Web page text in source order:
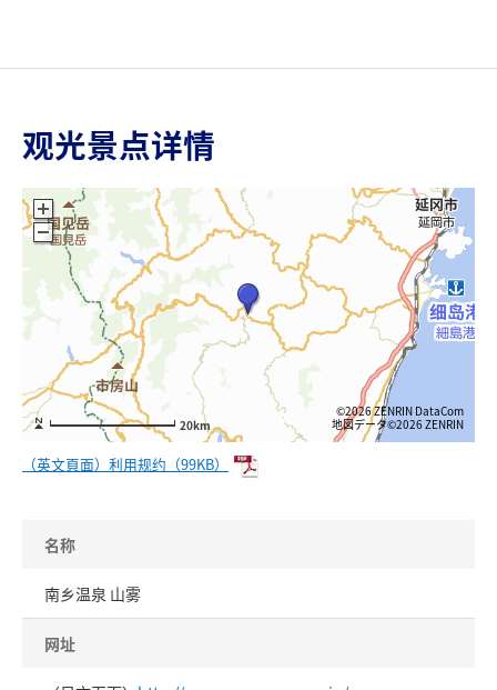
观光景点详情
20km
©2026 ZENRIN DataCom
地図データ©2026 ZENRIN
（英文頁面）利用规约（99KB）
名称
南乡温泉 山雾
网址